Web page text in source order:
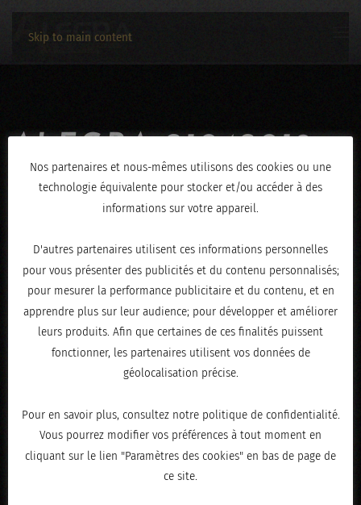
Skip to main content
ALEGRA-21042019-
3963
« PRÉCÉDENT
Nos partenaires et nous-mêmes utilisons des cookies ou une
technologie équivalente pour stocker et/ou accéder à des
informations sur votre appareil.
D'autres partenaires utilisent ces informations personnelles
pour vous présenter des publicités et du contenu personnalisés;
pour mesurer la performance publicitaire et du contenu, et en
apprendre plus sur leur audience; pour développer et améliorer
leurs produits. Afin que certaines de ces finalités puissent
fonctionner, les partenaires utilisent vos données de
géolocalisation précise.
Pour en savoir plus, consultez notre politique de confidentialité.
Vous pourrez modifier vos préférences à tout moment en
cliquant sur le lien "Paramètres des cookies" en bas de page de
ce site.